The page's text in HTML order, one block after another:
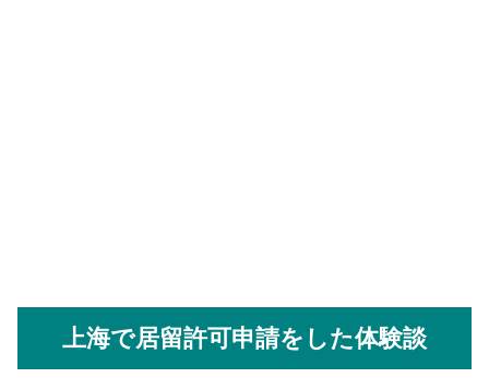
上海で居留許可申請をした体験談